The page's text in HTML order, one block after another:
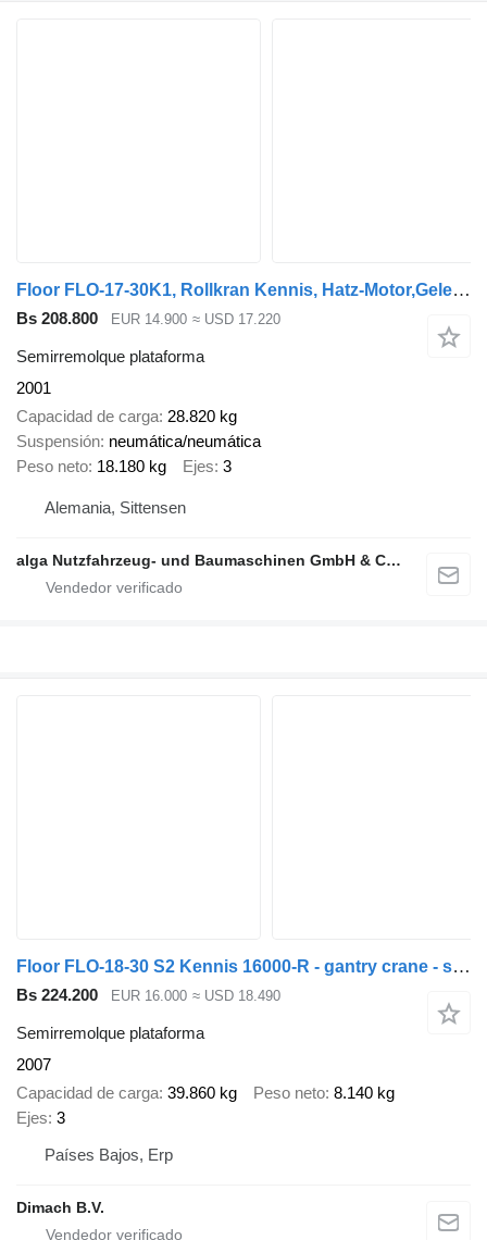
Floor FLO-17-30K1, Rollkran Kennis, Hatz-Motor,Gelenkt
Bs 208.800 EUR 14.900 ≈ USD 17.220
Semirremolque plataforma
2001
Capacidad de carga 28.820 kg
Suspensión neumática/neumática
Peso neto 18.180 kg Ejes 3
Alemania, Sittensen
alga Nutzfahrzeug- und Baumaschinen GmbH & Co. KG
Floor FLO-18-30 S2 Kennis 16000-R - gantry crane - stone trailer - BPW
Bs 224.200 EUR 16.000 ≈ USD 18.490
Semirremolque plataforma
2007
Capacidad de carga 39.860 kg Peso neto 8.140 kg
Ejes 3
Países Bajos, Erp
Dimach B.V.